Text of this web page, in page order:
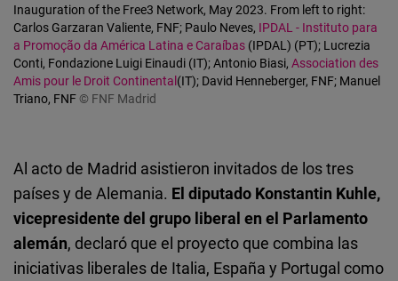
Inauguration of the Free3 Network, May 2023. From left to right:
Carlos Garzaran Valiente, FNF; Paulo Neves, IPDAL - Instituto para
a Promoção da América Latina e Caraíbas (IPDAL) (PT); Lucrezia
Conti, Fondazione Luigi Einaudi (IT); Antonio Biasi, Association des
Amis pour le Droit Continental(IT); David Henneberger, FNF; Manuel
Triano, FNF © FNF Madrid
Al acto de Madrid asistieron invitados de los tres
países y de Alemania. El diputado Konstantin Kuhle,
vicepresidente del grupo liberal en el Parlamento
alemán, declaró que el proyecto que combina las
iniciativas liberales de Italia, España y Portugal como